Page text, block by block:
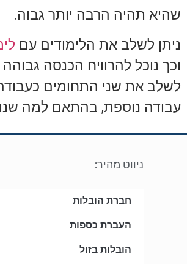
שהיא תהיה הרבה יותר גבוה.
ניתן לשלב את הלימודים עם
וכך נוכל להרוויח הכנסה גבוהה
לשלב את שני התחומים
עבודה נוספת, בהתאם למה
ניווט מהיר:
חברת הובלות
העברת כספות
הובלות בזול